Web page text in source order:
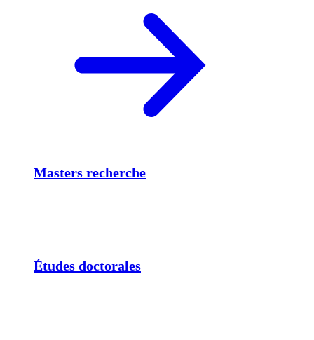
Masters recherche
Études doctorales